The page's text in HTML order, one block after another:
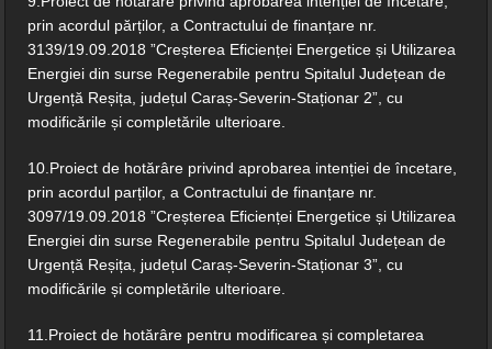
prin acordul părților, a Contractului de finanțare nr.
3139/19.09.2018 ”Creșterea Eficienței Energetice și Utilizarea
Energiei din surse Regenerabile pentru Spitalul Județean de
Urgență Reșița, județul Caraș-Severin-Staționar 2”, cu
modificările și completările ulterioare.
10.Proiect de hotărâre privind aprobarea intenției de încetare,
prin acordul parților, a Contractului de finanțare nr.
3097/19.09.2018 ”Creșterea Eficienței Energetice și Utilizarea
Energiei din surse Regenerabile pentru Spitalul Județean de
Urgență Reșița, județul Caraș-Severin-Staționar 3”, cu
modificările și completările ulterioare.
11.Proiect de hotărâre pentru modificarea și completarea